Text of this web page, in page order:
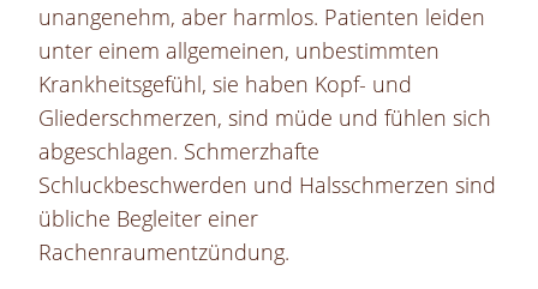
unangenehm, aber harmlos. Patienten leiden
unter einem allgemeinen, unbestimmten
Krankheitsgefühl, sie haben Kopf- und
Gliederschmerzen, sind müde und fühlen sich
abgeschlagen. Schmerzhafte
Schluckbeschwerden und Halsschmerzen sind
übliche Begleiter einer
Rachenraumentzündung.